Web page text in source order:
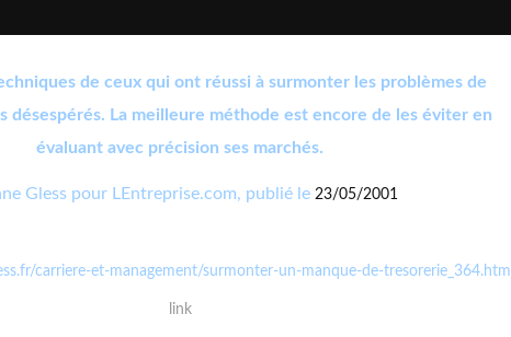
de ceux qui ont réussi à surmonter les problèmes de
désespérés. La meilleure méthode est encore de les éviter en
évaluant avec précision ses marchés.
Gless pour LEntreprise.com, publié le23/05/2001
carriere-et-management/surmonter-un-manque-de-tresorerie_364.html
link